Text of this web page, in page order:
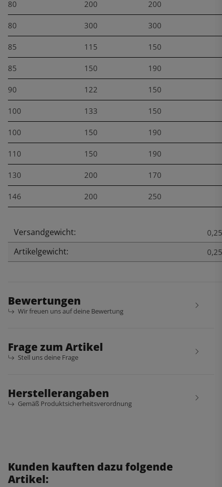
80 200 200
80 300 300
85 115 150
85 150 190
90 122 150
100 133 150
100 150 190
110 150 190
130 200 170
146 200 250
Produkteigenschaft
Wert
Versandgewicht:
Artikelgewicht: 0,25
Bewertungen
Wir freuen uns auf deine Bewertung
Frage zum Artikel
Stell uns deine Frage
Herstellerangaben
Gemäß Produktsicherheitsverordnung
Kunden kauften dazu folgende
Artikel: